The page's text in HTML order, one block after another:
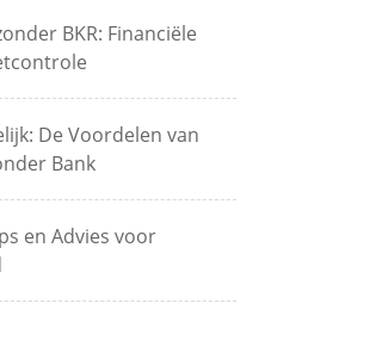
BKR: Financiële
De Voordelen van
Bank
en Advies voor